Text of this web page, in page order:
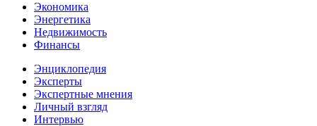
Экономика
Энергетика
Недвижимость
Финансы
Энциклопедия
Эксперты
Экспертные мнения
Личный взгляд
Интервью